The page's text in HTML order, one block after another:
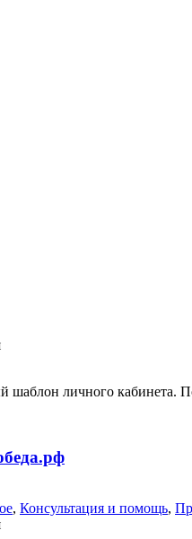
шаблон личного
, Консультация и помощь,